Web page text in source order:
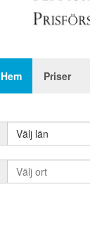
Hem Priser
Välj län